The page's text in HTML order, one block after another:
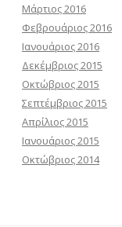
Μάρτιος 2016
Φεβρουάριος 2016
Ιανουάριος 2016
Δεκέμβριος 2015
Οκτώβριος 2015
Σεπτέμβριος 2015
Απρίλιος 2015
Ιανουάριος 2015
Οκτώβριος 2014